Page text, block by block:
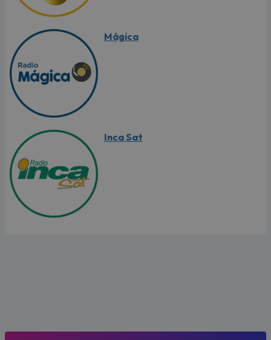
Mágica
Inca Sat